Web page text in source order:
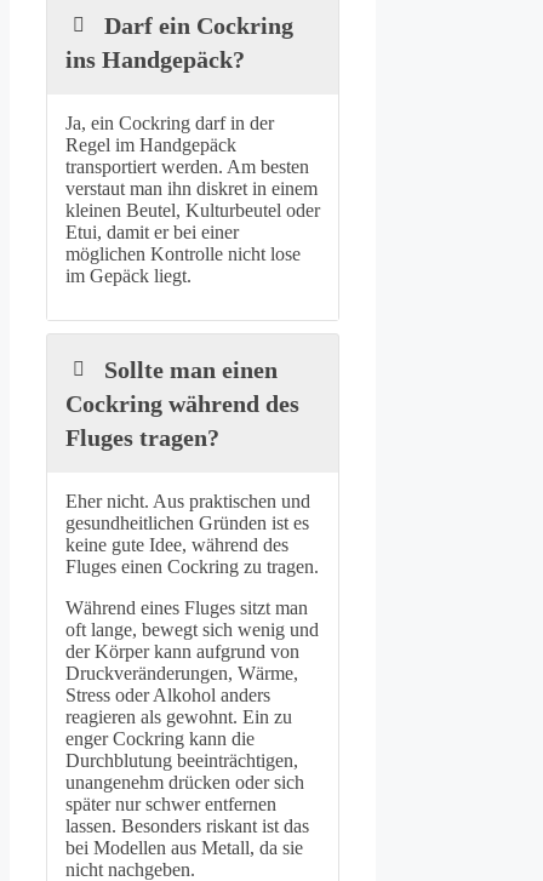
Darf ein Cockring
ins Handgepäck?
Ja, ein Cockring darf in der
Regel im Handgepäck
transportiert werden. Am besten
verstaut man ihn diskret in einem
kleinen Beutel, Kulturbeutel oder
Etui, damit er bei einer
möglichen Kontrolle nicht lose
im Gepäck liegt.
Sollte man einen
Cockring während des
Fluges tragen?
Eher nicht. Aus praktischen und
gesundheitlichen Gründen ist es
keine gute Idee, während des
Fluges einen Cockring zu tragen.
Während eines Fluges sitzt man
oft lange, bewegt sich wenig und
der Körper kann aufgrund von
Druckveränderungen, Wärme,
Stress oder Alkohol anders
reagieren als gewohnt. Ein zu
enger Cockring kann die
Durchblutung beeinträchtigen,
unangenehm drücken oder sich
später nur schwer entfernen
lassen. Besonders riskant ist das
bei Modellen aus Metall, da sie
nicht nachgeben.